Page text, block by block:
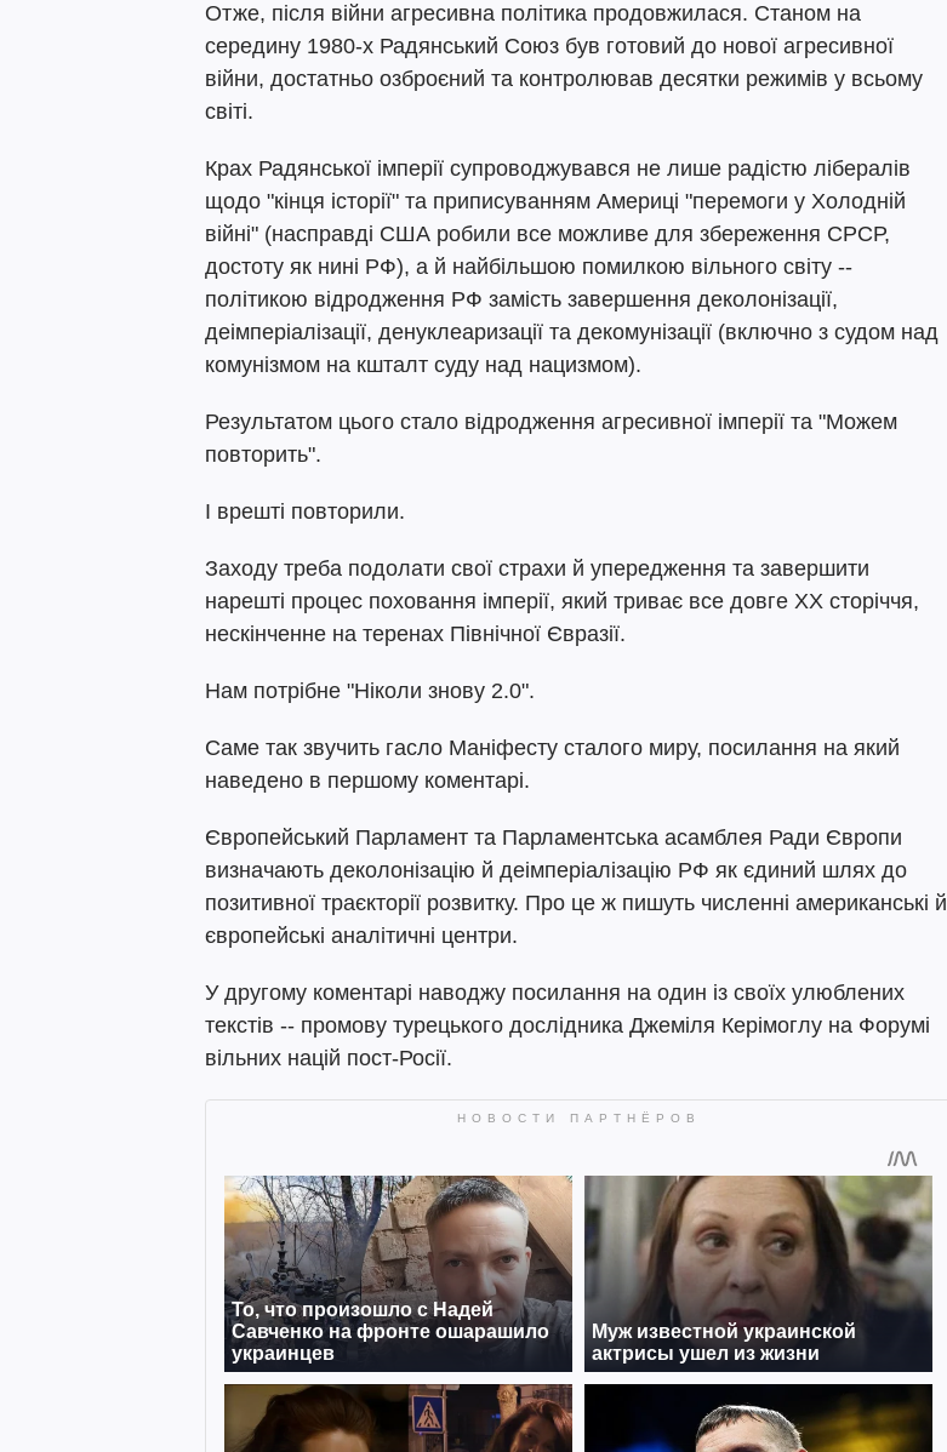
Отже, після війни агресивна політика продовжилася. Станом на
середину 1980-х Радянський Союз був готовий до нової агресивної
війни, достатньо озброєний та контролював десятки режимів у всьому
світі.
Крах Радянської імперії супроводжувався не лише радістю лібералів
щодо "кінця історії" та приписуванням Америці "перемоги у Холодній
війні" (насправді США робили все можливе для збереження СРСР,
достоту як нині РФ), а й найбільшою помилкою вільного світу --
політикою відродження РФ замість завершення деколонізації,
деімперіалізації, денуклеаризації та декомунізації (включно з судом над
комунізмом на кшталт суду над нацизмом).
Результатом цього стало відродження агресивної імперії та "Можем
повторить".
І врешті повторили.
Заходу треба подолати свої страхи й упередження та завершити
нарешті процес поховання імперії, який триває все довге ХХ сторіччя,
нескінченне на теренах Північної Євразії.
Нам потрібне "Ніколи знову 2.0".
Саме так звучить гасло Маніфесту сталого миру, посилання на який
наведено в першому коментарі.
Європейський Парламент та Парламентська асамблея Ради Європи
визначають деколонізацію й деімперіалізацію РФ як єдиний шлях до
позитивної траєкторії розвитку. Про це ж пишуть численні американські й
європейські аналітичні центри.
У другому коментарі наводжу посилання на один із своїх улюблених
текстів -- промову турецького дослідника Джеміля Керімоглу на Форумі
вільних націй пост-Росії.